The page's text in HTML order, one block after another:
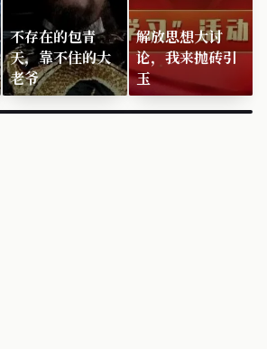
不存在的包青
天，靠不住的大
老爷
解放思想大讨
论，我来抛砖引
玉